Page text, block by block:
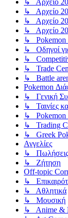
↳ Αρχείο
↳ Αρχείο
↳ Αρχείο
↳ Αρχείο
↳ Pokemon
↳ Οδηγοί
↳
↳ Trade
↳ Battle
Pokemon
↳ Γενική
↳ Ταινίες
↳ Pokemon
↳ Trading
↳ Greek
Αγγελίες
↳ Πωλήσεις
↳ Ζήτηση
Off-topic
↳
↳ Αθλητικά
↳ Μουσική
↳ Anime &